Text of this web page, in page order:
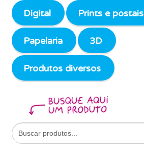
Digital Prints e postais
Papelaria 3D
Produtos diversos
Search
for: